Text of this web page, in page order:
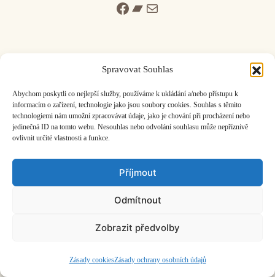
Spravovat Souhlas
Abychom poskytli co nejlepší služby, používáme k ukládání a/nebo přístupu k
informacím o zařízení, technologie jako jsou soubory cookies. Souhlas s těmito
technologiemi nám umožní zpracovávat údaje, jako je chování při procházení nebo
jedinečná ID na tomto webu. Nesouhlas nebo odvolání souhlasu může nepříznivě
ovlivnit určité vlastnosti a funkce.
Příjmout
Odmítnout
Zobrazit předvolby
Zásady cookiesZásady ochrany osobních údajů
Facebook
Bandcamp
Mail
ČASOPIS O JINÉ HUDBĚ | vydáváHudební informační středisko
založeno 2001 | Kontaktujte nás:info@hisvoice.cz
©2026 HISvoice – design a adminAtelier Dokument